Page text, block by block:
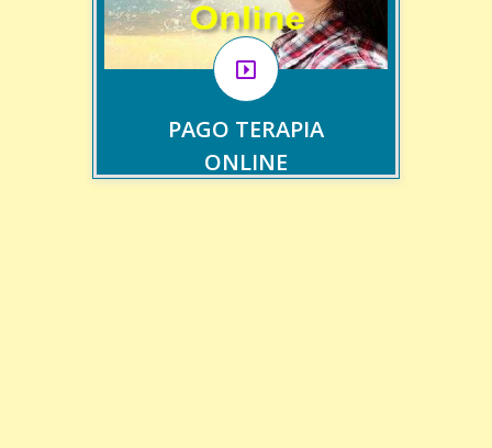
PAGO TERAPIA
ONLINE
Ver producto